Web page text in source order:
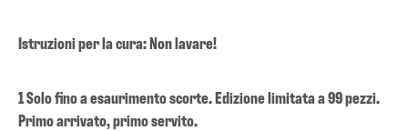
Istruzioni per la cura: Non lavare!
1 Solo fino a esaurimento scorte. Edizione limitata a 99 pezzi.
Primo arrivato, primo servito.